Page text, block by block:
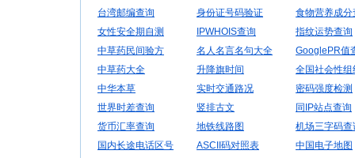
台湾邮编查询
身份证号码验证
食物营养成分
女性安全期自测
IPWHOIS查询
指纹运势查询
中草药民间验方
名人名言名句大全
GooglePR值
中草药大全
升降旗时间
全国社会性组
中华本草
实时交通路况
密码强度检测
世界时差查询
竖排古文
同IP站点查询
货币汇率查询
地铁线路图
机场三字码查
国内长途电话区号
ASCII码对照表
中国电子地图